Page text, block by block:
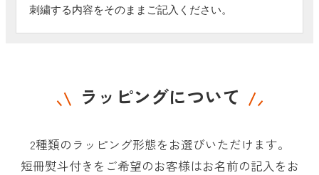
刺繍する内容をそのままご記入ください。
ラッピングについて
2種類のラッピング形態をお選びいただけます。
短冊熨斗付きをご希望のお客様はお名前の記入をお